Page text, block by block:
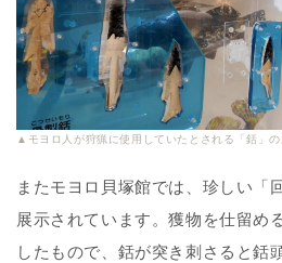
▲モヨロ人が狩猟に使用していたとされる「銛」の
またモヨロ貝塚館では、珍しい「
展示されています。獲物を仕留め
したもので、銛が突き刺さると銛